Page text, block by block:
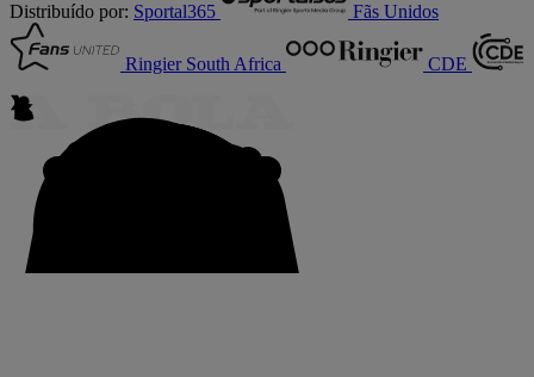
Distribuído por: Sportal365 Fãs Unidos
Ringier South Africa CDE